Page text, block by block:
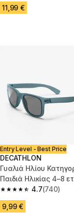
11,99 €
Entry Level - Best Price
DECATHLON
Γυαλιά Ηλίου
Παιδιά Ηλικίας 4–8
K140
4.7
4.7 out of 5 stars
(740)
9,99 €